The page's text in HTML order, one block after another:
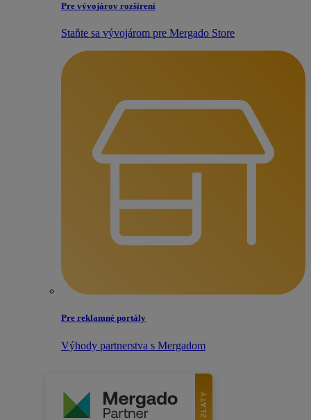
Pre vývojárov rozšírení
Staňte sa vývojárom pre Mergado Store
Pre reklamné portály
Výhody partnerstva s Mergadom